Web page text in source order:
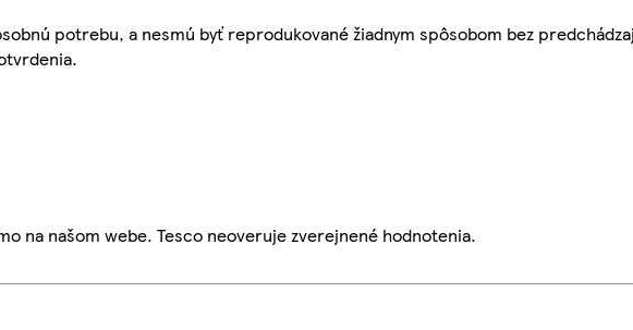
potrebu, a nesmú byť reprodukované žiadnym spôsobom bez
na našom webe. Tesco neoveruje zverejnené hodnotenia.